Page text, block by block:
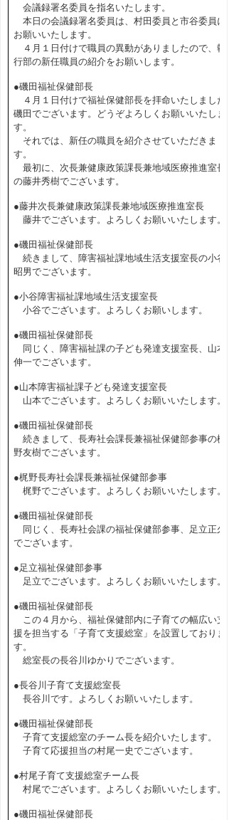
会議録署名委員を指名いたします。
本日の会議録署名委員は、村田委員と市谷委員に
お願いいたします。
４月１日付けで職員の異動がありましたので、執
行部の新任職員の紹介をお願いします。
●磯田福祉保健部長
４月１日付けで福祉保健部長を拝命いたしました
磯田でございます。どうぞよろしくお願いいたしま
す。
それでは、新任の職員を紹介させていただきま
す。
最初に、次長兼健康政策課長兼地域医療推進室長
の藤井秀樹でございます。
●藤井次長兼健康政策課長兼地域医療推進室長
藤井でございます。よろしくお願いいたします。
●磯田福祉保健部長
続きまして、障害福祉課地域生活支援室長の小谷
昭男でございます。
●小谷障害福祉課地域生活支援室長
小谷でございます。よろしくお願いします。
●磯田福祉保健部長
同じく、障害福祉課の子ども発達支援室長、山本
伸一でございます。
●山本障害福祉課子ども発達支援室長
山本でございます。よろしくお願いいたします。
●磯田福祉保健部長
続きまして、長寿社会課長兼福祉保健部参事の梶
野友樹でございます。
●梶野長寿社会課長兼福祉保健部参事
梶野でございます。よろしくお願いいたします。
●磯田福祉保健部長
同じく、長寿社会課の福祉保健部参事、足立正久
でございます。
●足立福祉保健部参事
足立でございます。よろしくお願いいたします。
●磯田福祉保健部長
この４月から、福祉保健部内に子育ての幅広い支
援を担当する「子育て支援総室」を設置しておりま
す。
総室長の長谷川ゆかりでございます。
●長谷川子育て支援総室長
長谷川です。よろしくお願いいたします。
●磯田福祉保健部長
子育て支援総室のチーム長を紹介いたします。
子育て応援担当の村尾一史でございます。
●村尾子育て支援総室チーム長
村尾でございます。よろしくお願いいたします。
●磯田福祉保健部長